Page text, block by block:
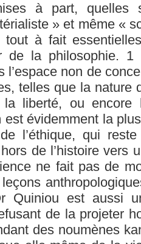
à part, quelles
» et même «
tout à fait
de la philosophie.
l’espace non de
telles que la nature
la liberté, ou encore
est évidemment la
l’éthique, qui
de l’histoire vers
ne fait pas de
Quiniou est aussi
de la projeter
des noumènes